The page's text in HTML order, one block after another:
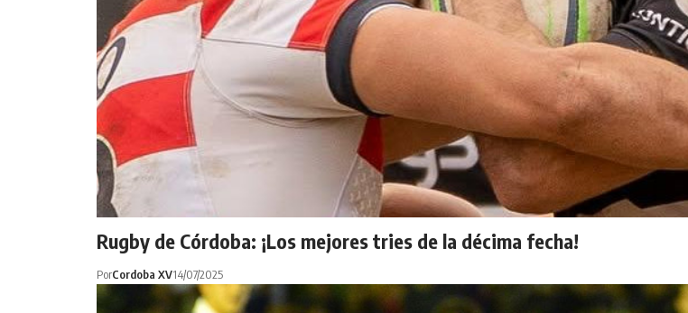
Rugby de Córdoba: ¡Los mejores tries de la décima fecha!
PorCordoba XV14/07/2025